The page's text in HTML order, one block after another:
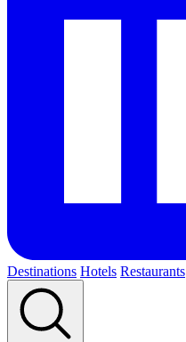
Destinations Hotels Restaurants